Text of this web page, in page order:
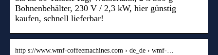
Bohnenbehälter, 230 V / 2,3 kW, hier günstig
kaufen, schnell lieferbar!
http s://www.wmf-coffeemachines.com › de_de › wmf-…